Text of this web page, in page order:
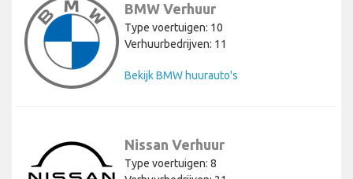
BMW Verhuur
Type voertuigen: 10
Verhuurbedrijven: 11
Bekijk BMW huurauto's
Nissan Verhuur
Type voertuigen: 8